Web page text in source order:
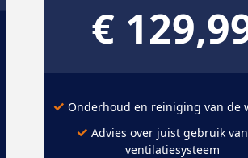
€
✓ Onderhoud en reiniging van de
✓ Advies over juist gebruik
ventilatiesysteem